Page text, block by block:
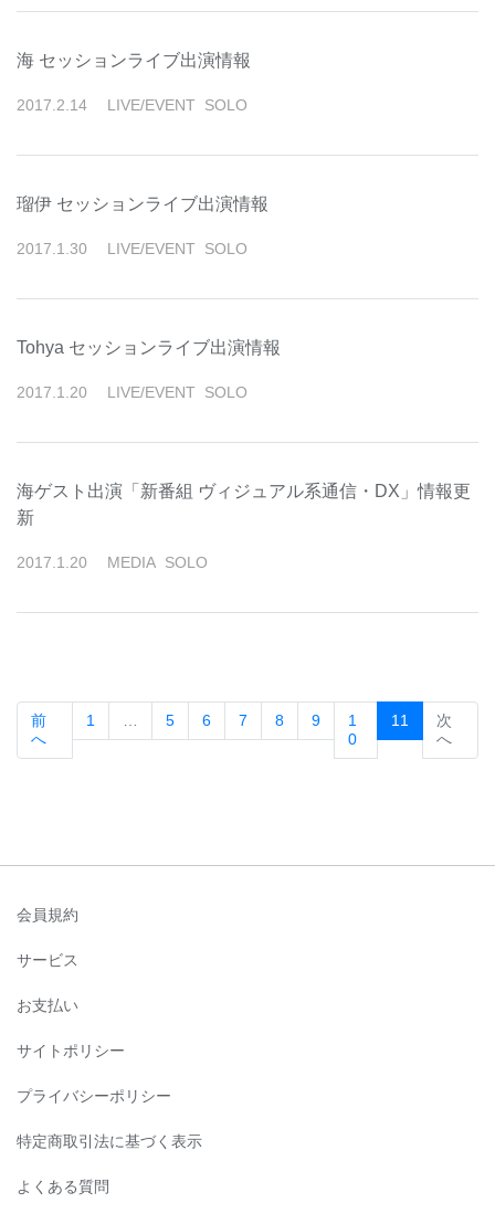
海 セッションライブ出演情報
2017 2 14 LIVE/EVENT SOLO
瑠伊 セッションライブ出演情報
2017 1 30 LIVE/EVENT SOLO
Tohya セッションライブ出演情報
2017 1 20 LIVE/EVENT SOLO
海ゲスト出演「新番組 ヴィジュアル系通信・DX」情報更
新
2017 1 20 MEDIA SOLO
前
へ
1 5 6 7 8 9
1
0
11 (current)
次
へ
会員規約
サービス
お支払い
サイトポリシー
プライバシーポリシー
特定商取引法に基づく表示
よくある質問